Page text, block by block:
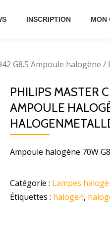
INSCRIPTION MON
G8.5 Ampoule
PHILIPS MASTER
AMPOULE
Ampoule halogène 70W
Catégorie : Lampes
Étiquettes : halogen,